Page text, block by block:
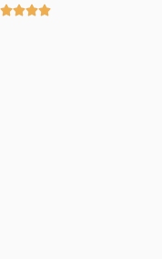
